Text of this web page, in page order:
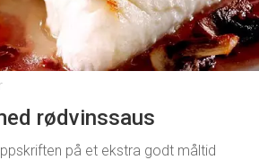
rødvinssaus
på et ekstra godt måltid